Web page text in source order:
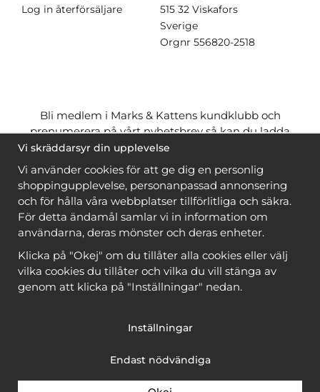
Log in återförsäljare
515 32 Viskafors
Sverige
Orgnr 556820-2518
Bli medlem i Marks & Kattens kundklubb och
prenumerera på vårt nyhetsbrev så kan du ladda
ner många mönstergratisoch få många
när du handlar garn till mönstret. Du ser vilka som
är
gratis när du är inloggad
Bli medlem
Copyright © 2026, Marks & Kattens AB
Vi skräddarsyr din upplevelse
Vi använder cookies för att ge dig en personlig
shoppingupplevelse, personanpassad annonsering
och för hålla våra webbplatser tillförlitliga och säkra.
För detta ändamål samlar vi in information om
användarna, deras mönster och deras enheter.
Klicka på "Okej" om du tillåter alla cookies eller välj
vilka cookies du tillåter och vilka du vill stänga av
genom att klicka på "Inställningar" nedan.
Inställningar
Endast nödvändiga